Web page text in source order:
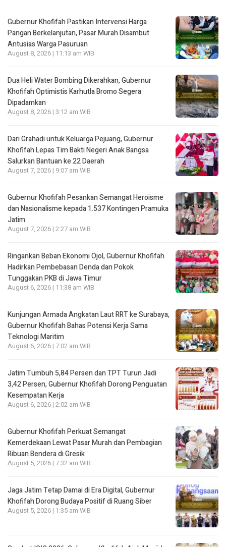
Gubernur Khofifah Pastikan Intervensi Harga
Pangan Berkelanjutan, Pasar Murah Disambut
Antusias Warga Pasuruan
August 8, 2026 | 11:13 am WIB
Dua Heli Water Bombing Dikerahkan, Gubernur
Khofifah Optimistis Karhutla Bromo Segera
Dipadamkan
August 8, 2026 | 3:12 am WIB
Dari Grahadi untuk Keluarga Pejuang, Gubernur
Khofifah Lepas Tim Bakti Negeri Anak Bangsa
Salurkan Bantuan ke 22 Daerah
August 7, 2026 | 9:07 am WIB
Gubernur Khofifah Pesankan Semangat Heroisme
dan Nasionalisme kepada 1.537 Kontingen Pramuka
Jatim
August 7, 2026 | 2:27 am WIB
Ringankan Beban Ekonomi Ojol, Gubernur Khofifah
Hadirkan Pembebasan Denda dan Pokok
Tunggakan PKB di Jawa Timur
August 6, 2026 | 11:38 am WIB
Kunjungan Armada Angkatan Laut RRT ke Surabaya,
Gubernur Khofifah Bahas Potensi Kerja Sama
Teknologi Maritim
August 6, 2026 | 7:02 am WIB
Jatim Tumbuh 5,84 Persen dan TPT Turun Jadi
3,42 Persen, Gubernur Khofifah Dorong Penguatan
Kesempatan Kerja
August 6, 2026 | 2:02 am WIB
Gubernur Khofifah Perkuat Semangat
Kemerdekaan Lewat Pasar Murah dan Pembagian
Ribuan Bendera di Gresik
August 5, 2026 | 7:32 am WIB
Jaga Jatim Tetap Damai di Era Digital, Gubernur
Khofifah Dorong Budaya Positif di Ruang Siber
August 5, 2026 | 1:35 am WIB